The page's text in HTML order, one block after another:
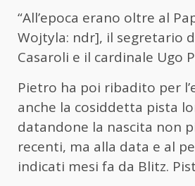
“All’epoca erano oltre al
Wojtyla: ndr], il segretario
Casaroli e il cardinale Ugo
Pietro ha poi ribadito per
anche la cosiddetta pista
datandone la nascita non
recenti, ma alla data e al
indicati mesi fa da Blitz.